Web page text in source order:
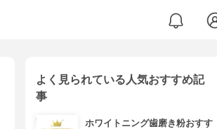
よく見られている人気おすすめ記
事
ホワイトニング歯磨き粉おすす